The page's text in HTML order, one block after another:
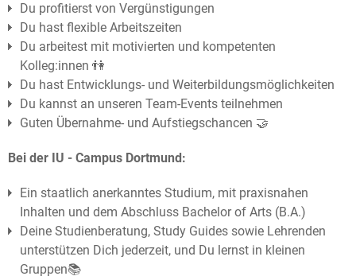
Du profitierst von Vergünstigungen
Du hast flexible Arbeitszeiten
Du arbeitest mit motivierten und kompetenten
Kolleg:innen 👫
Du hast Entwicklungs- und Weiterbildungsmöglichkeiten
Du kannst an unseren Team-Events teilnehmen
Guten Übernahme- und Aufstiegschancen 🤝
Bei der IU - Campus Dortmund:
Ein staatlich anerkanntes Studium, mit praxisnahen
Inhalten und dem Abschluss Bachelor of Arts (B.A.)
Deine Studienberatung, Study Guides sowie Lehrenden
unterstützen Dich jederzeit, und Du lernst in kleinen
Gruppen📚